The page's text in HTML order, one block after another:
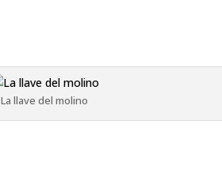
La llave del molino